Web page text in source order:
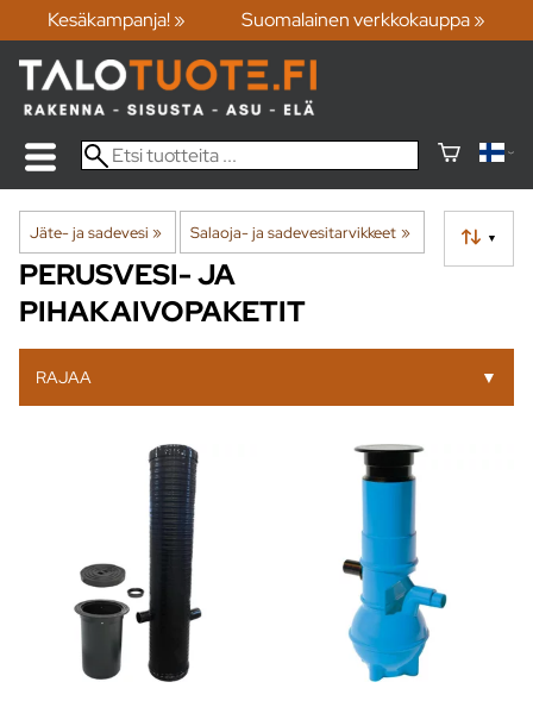
Kesäkampanja! » Suomalainen verkkokauppa »
Jäte- ja sadevesi ‪» Salaoja- ja sadevesitarvikkeet ‪» ▼
PERUSVESI- JA
PIHAKAIVOPAKETIT
RAJAA ▼